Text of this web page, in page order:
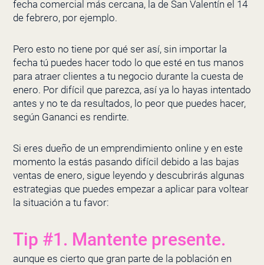
fecha comercial más cercana, la de San Valentín el 14
de febrero, por ejemplo.
Pero esto no tiene por qué ser así, sin importar la
fecha tú puedes hacer todo lo que esté en tus manos
para atraer clientes a tu negocio durante la cuesta de
enero. Por difícil que parezca, así ya lo hayas intentado
antes y no te da resultados, lo peor que puedes hacer,
según Gananci es rendirte.
Si eres dueño de un emprendimiento online y en este
momento la estás pasando difícil debido a las bajas
ventas de enero, sigue leyendo y descubrirás algunas
estrategias que puedes empezar a aplicar para voltear
la situación a tu favor:
Tip #1. Mantente presente.
aunque es cierto que gran parte de la población en